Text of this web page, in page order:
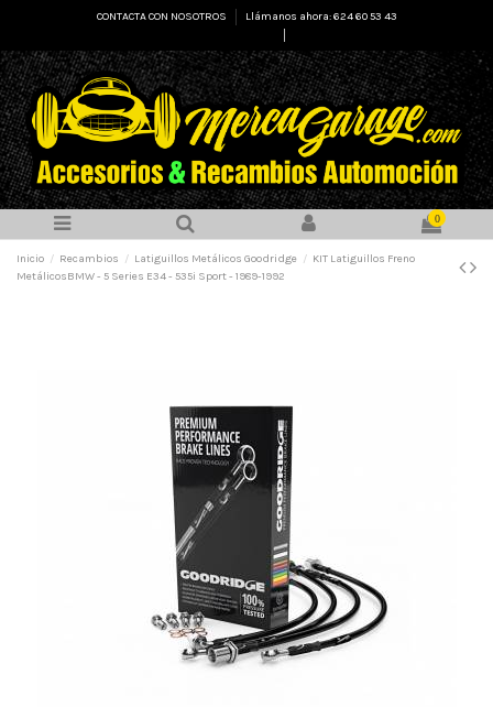
CONTACTA CON NOSOTROS
Llámanos ahora: 624 60 53 43
0
Inicio Recambios Latiguillos Metálicos Goodridge
KIT Latiguillos Freno
MetálicosBMW - 5 Series E34 - 535i Sport - 1989-1992